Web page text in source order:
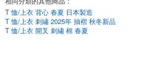
*面料厚度：薄
*透明度：透明
T 恤/上衣 背心 春夏 日本製造
T 恤/上衣 刺繡 2025年 抽褶 秋冬新品
T 恤/上衣 開叉 刺繡 棉 春夏